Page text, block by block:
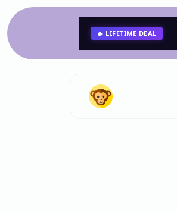
🔥 LIFETIME DEAL